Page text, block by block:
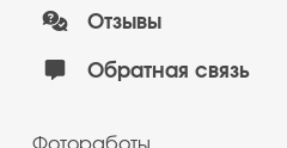
Отзывы
Обратная связь
Фотоработы